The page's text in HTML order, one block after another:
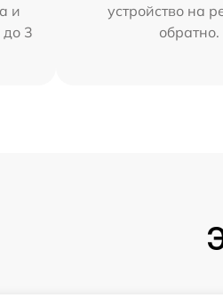
и
до 3
устройство на
обратно.